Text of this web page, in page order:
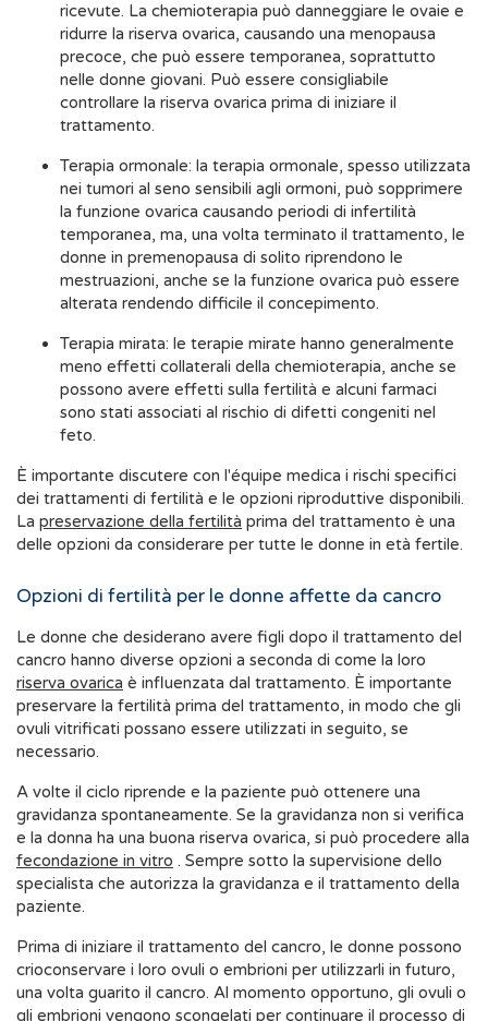
ricevute. La chemioterapia può danneggiare le ovaie e
ridurre la riserva ovarica, causando una menopausa
precoce, che può essere temporanea, soprattutto
nelle donne giovani. Può essere consigliabile
controllare la riserva ovarica prima di iniziare il
trattamento.
Terapia ormonale: la terapia ormonale, spesso utilizzata
nei tumori al seno sensibili agli ormoni, può sopprimere
la funzione ovarica causando periodi di infertilità
temporanea, ma, una volta terminato il trattamento, le
donne in premenopausa di solito riprendono le
mestruazioni, anche se la funzione ovarica può essere
alterata rendendo difficile il concepimento.
Terapia mirata: le terapie mirate hanno generalmente
meno effetti collaterali della chemioterapia, anche se
possono avere effetti sulla fertilità e alcuni farmaci
sono stati associati al rischio di difetti congeniti nel
feto.
È importante discutere con l'équipe medica i rischi specifici
dei trattamenti di fertilità e le opzioni riproduttive disponibili.
La preservazione della fertilità
delle opzioni da considerare per tutte le donne in età fertile.
Opzioni di fertilità per le donne affette da cancro
Le donne che desiderano avere figli dopo il trattamento del
cancro hanno diverse opzioni a seconda di come la loro
riserva ovarica
preservare la fertilità prima del trattamento, in modo che gli
ovuli vitrificati possano essere utilizzati in seguito, se
necessario.
A volte il ciclo riprende e la paziente può ottenere una
gravidanza spontaneamente. Se la gravidanza non si verifica
e la donna ha una buona riserva ovarica, si può procedere alla
fecondazione in vitro . Sempre sotto la supervisione dello
specialista che autorizza la gravidanza e il trattamento della
paziente.
Prima di iniziare il trattamento del cancro, le donne possono
crioconservare i loro ovuli o embrioni per utilizzarli in futuro,
una volta guarito il cancro. Al momento opportuno, gli ovuli o
gli embrioni vengono scongelati per continuare il processo di